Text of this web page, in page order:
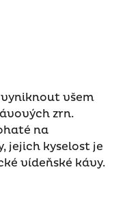
všem
zrn.
na
jejich kyselost je
vídeňské kávy.